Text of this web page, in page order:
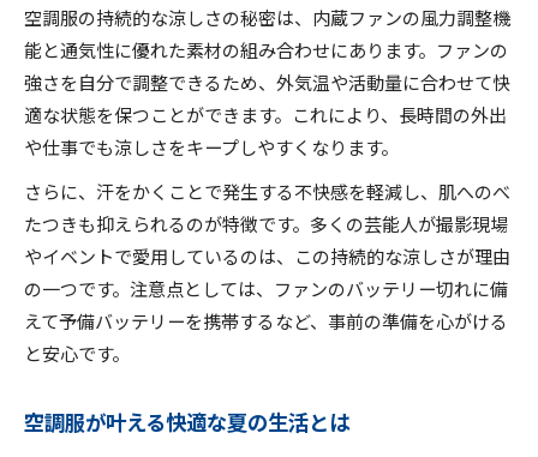
空調服の持続的な涼しさの秘密は、内蔵ファンの風力調整機
能と通気性に優れた素材の組み合わせにあります。ファンの
強さを自分で調整できるため、外気温や活動量に合わせて快
適な状態を保つことができます。これにより、長時間の外出
や仕事でも涼しさをキープしやすくなります。
さらに、汗をかくことで発生する不快感を軽減し、肌へのべ
たつきも抑えられるのが特徴です。多くの芸能人が撮影現場
やイベントで愛用しているのは、この持続的な涼しさが理由
の一つです。注意点としては、ファンのバッテリー切れに備
えて予備バッテリーを携帯するなど、事前の準備を心がける
と安心です。
空調服が叶える快適な夏の生活とは